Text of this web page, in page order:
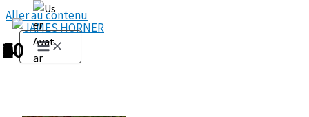
Aller au contenu
1
2
3
4
5
6
7
8
9
10